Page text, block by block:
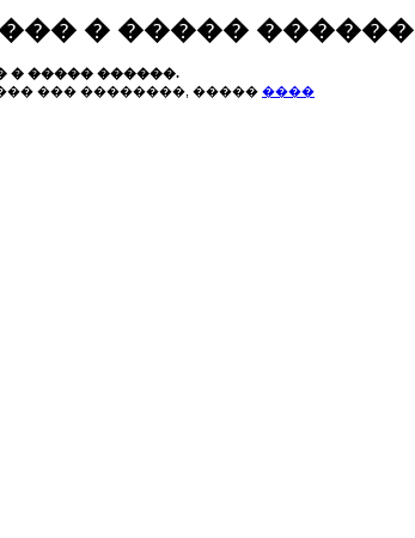
� ����� ������
� ����� ������.
��� ��������, ����� ����